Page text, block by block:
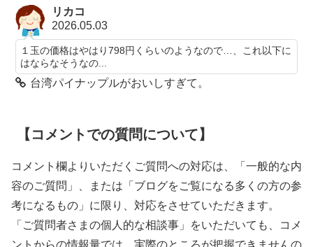
リカコ
2026.05.03
１玉の価格はやはり798円くらいのようなので…、これ以下に
はならなそうなの...
台湾パイナップルがおいしすぎて。
【コメントでの質問について】
コメント欄よりいただくご質問への対応は、「一般的な内
容のご質問」、または「ブログをご覧になる多くの方の参
考になるもの」に限り、対応をさせていただきます。
「ご質問者さまの個人的な相談事」をいただいても、コメ
ントからの情報量では、実際のところが把握できませんの